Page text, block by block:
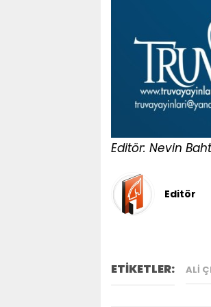
Editör: Nevin
Editör
ETİKETLER: ALI